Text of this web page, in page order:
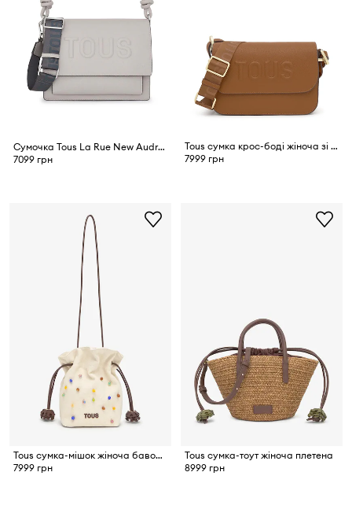
Сумочка Tous La Rue New Audree
7099 грн
Tous сумка крос-боді жіноча зі штучної шкіри
7999 грн
Tous сумка-мішок жіноча бавовняна
7999 грн
Tous сумка-тоут жіноча плетена
8999 грн